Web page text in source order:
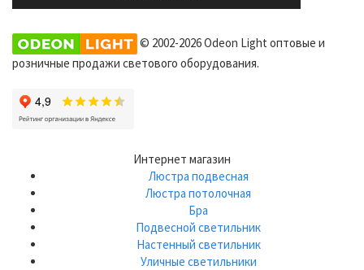
© 2002-2026 Odeon Light оптовые и
розничные продажи светового оборудования.
Интернет магазин
Люстра подвесная
Люстра потолочная
Бра
Подвесной светильник
Настенный светильник
Уличные светильники